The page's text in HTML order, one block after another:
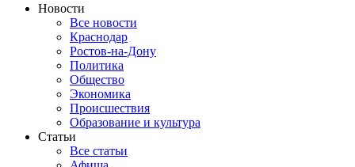
Новости
Все новости
Краснодар
Ростов-на-Дону
Политика
Общество
Экономика
Происшествия
Образование и культура
Статьи
Все статьи